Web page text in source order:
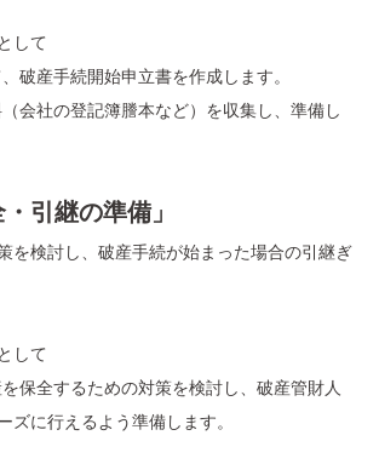
して
破産手続開始申立書を作成します。
会社の登記簿謄本など）を収集し、準備し
引継の準備」
を検討し、破産手続が始まった場合の引継ぎ
して
保全するための対策を検討し、破産管財人
ズに行えるよう準備します。